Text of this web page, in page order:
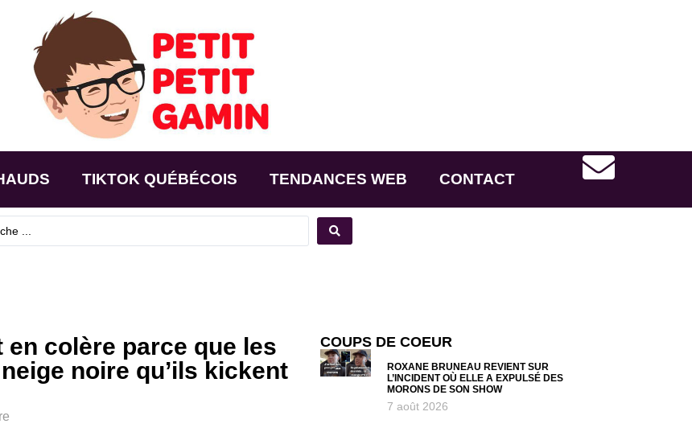
TIKTOK QUÉBÉCOIS TENDANCES WEB CONTACT
en colère parce que les
noire qu’ils kickent
COUPS DE COEUR
ROXANE BRUNEAU REVIENT SUR
L’INCIDENT OÙ ELLE A EXPULSÉ DES
MORONS DE SON SHOW
7 août 2026